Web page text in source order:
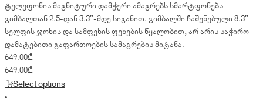
ტელეფონის მაგნიტური დამჭერი ამაგრებს სმარტფონებს
გიმბალთან 2.5-დან 3.3"-მდე სიგანით. გიმბალში ჩაშენებული 8.3"
სელფის ჯოხის და სამფეხის ფეხების წყალობით, არ არის საჭირო
დამატებითი გაფართოების სამაგრების მიტანა.
649.00₾
649.00₾
Select options